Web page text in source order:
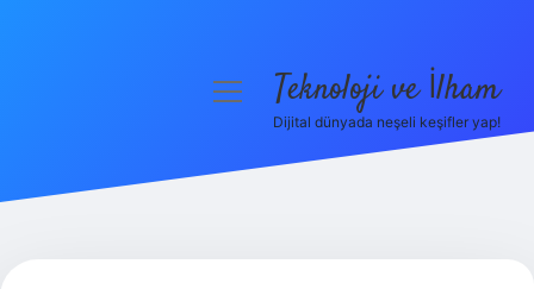
menüyüTeknoloji ve İlham
Dijital dünyada neşeli keşifler yap!